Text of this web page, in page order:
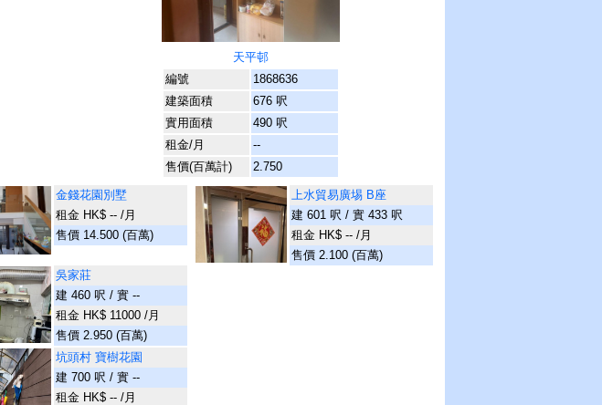
天平邨
編號
1868636
建築面積
676 呎
實用面積
490 呎
租金/月
--
售價(百萬計)
2.750
金錢花園別墅
租金 HK$ -- /月
售價 14.500 (百萬)
吳家莊
建 460 呎 / 實 --
租金 HK$ 11000 /月
售價 2.950 (百萬)
坑頭村 寶樹花園
建 700 呎 / 實 --
租金 HK$ -- /月
上水貿易廣埸 B座
建 601 呎 / 實 433 呎
租金 HK$ -- /月
售價 2.100 (百萬)